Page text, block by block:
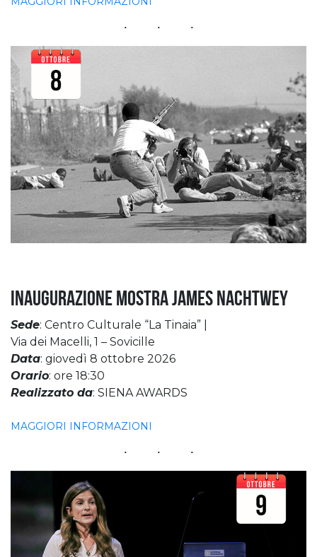
Inaugurazione Mostra James Nachtwey
Sede: Centro Culturale “La Tinaia” |
Via dei Macelli, 1 – Sovicille
Data: giovedì 8 ottobre 2026
Orario: ore 18:30
Realizzato da: SIENA AWARDS
MAGGIORI INFORMAZIONI